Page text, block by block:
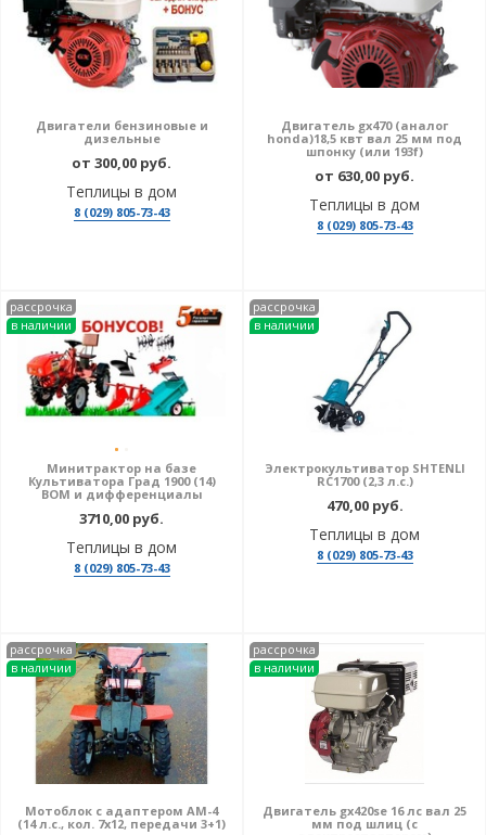
Двигатели бензиновые и
дизельные
от 300,00 руб.
Теплицы в дом
8 (029) 805-73-43
Двигатель gx470 (аналог
honda)18,5 квт вал 25 мм под
шпонку (или 193f)
от 630,00 руб.
Теплицы в дом
8 (029) 805-73-43
рассрочка
в наличии
Минитрактор на базе
Культиватора Град 1900 (14)
ВОМ и дифференциалы
3710,00 руб.
Теплицы в дом
8 (029) 805-73-43
рассрочка
в наличии
Электрокультиватор SHTENLI
RC1700 (2,3 л.с.)
470,00 руб.
Теплицы в дом
8 (029) 805-73-43
рассрочка
в наличии
Мотоблок с адаптером АМ-4
(14 л.с., кол. 7х12, передачи 3+1)
рассрочка
в наличии
Двигатель gx420se 16 лс вал 25
мм под шлиц (с